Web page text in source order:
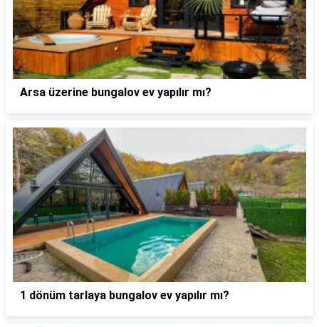
Arsa üzerine bungalov ev yapılır mı?
1 dönüm tarlaya bungalov ev yapılır mı?